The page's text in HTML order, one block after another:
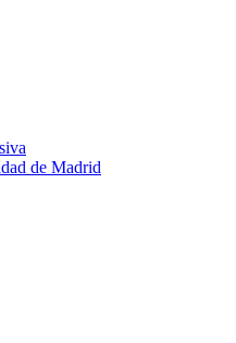
de Madrid